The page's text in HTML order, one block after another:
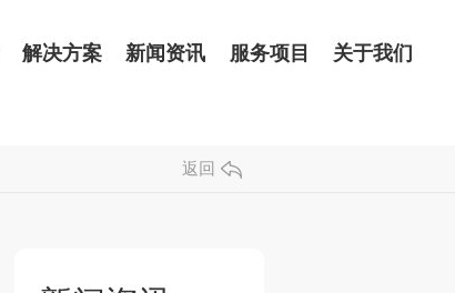
解决方案 新闻资讯 服务项目 关于我们
返回